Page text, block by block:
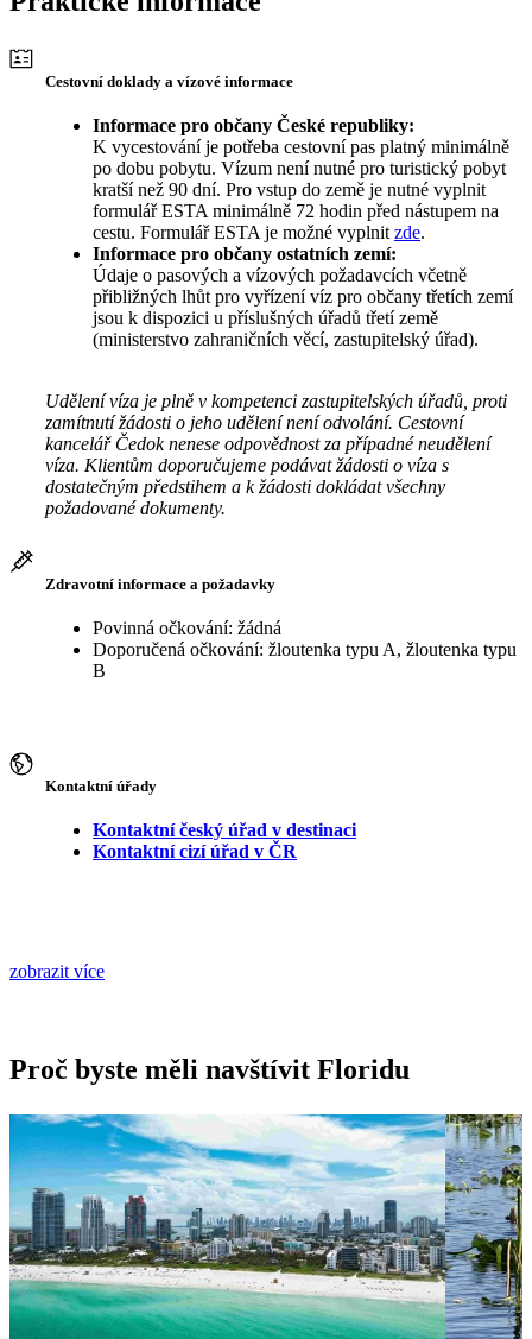
Cestovní doklady a vízové informace
Informace pro občany České republiky:
K vycestování je potřeba cestovní pas platný minimálně
po dobu pobytu. Vízum není nutné pro turistický pobyt
kratší než 90 dní. Pro vstup do země je nutné vyplnit
formulář ESTA minimálně 72 hodin před nástupem na
cestu. Formulář ESTA je možné vyplnit zde.
Informace pro občany ostatních zemí:
Údaje o pasových a vízových požadavcích včetně
přibližných lhůt pro vyřízení víz pro občany třetích zemí
jsou k dispozici u příslušných úřadů třetí země
(ministerstvo zahraničních věcí, zastupitelský úřad).
Udělení víza je plně v kompetenci zastupitelských úřadů, proti
zamítnutí žádosti o jeho udělení není odvolání. Cestovní
kancelář Čedok nenese odpovědnost za případné neudělení
víza. Klientům doporučujeme podávat žádosti o víza s
dostatečným předstihem a k žádosti dokládat všechny
požadované dokumenty.
Zdravotní informace a požadavky
Povinná očkování: žádná
Doporučená očkování: žloutenka typu A, žloutenka typu
B
Kontaktní úřady
Kontaktní český úřad v destinaci
Kontaktní cizí úřad v ČR
zobrazit více
Proč byste měli navštívit Floridu